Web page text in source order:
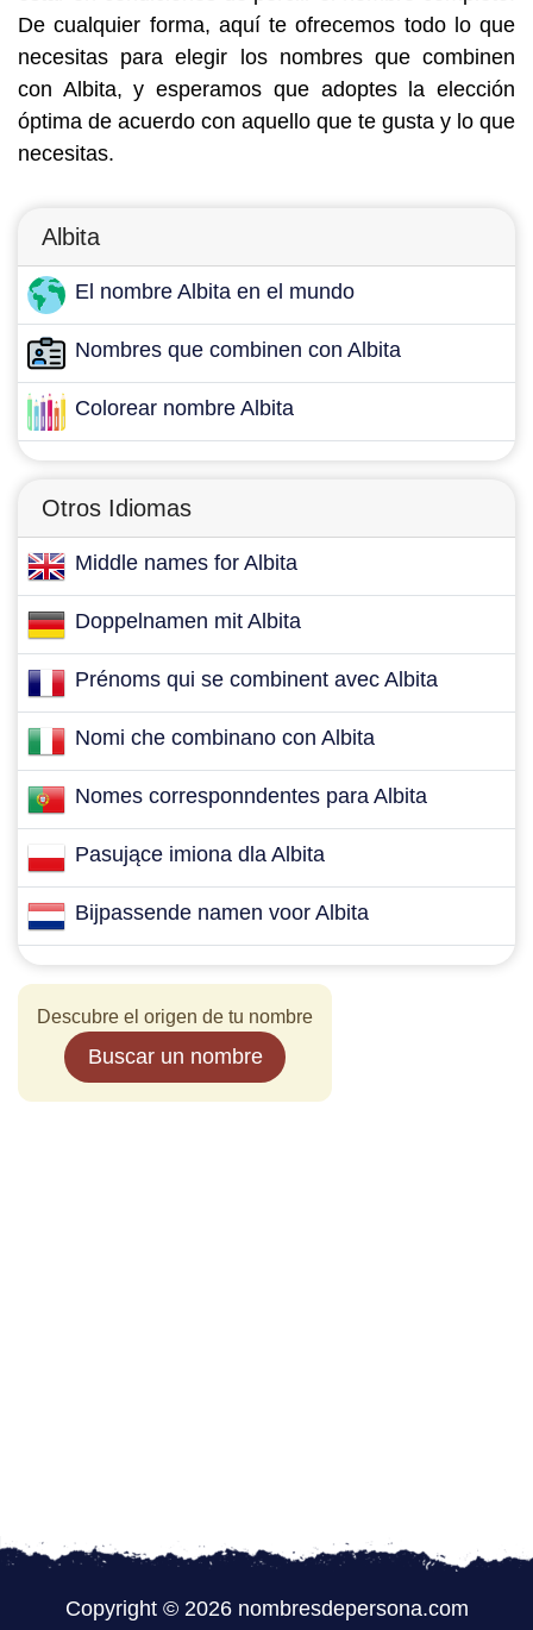
De cualquier forma, aquí te ofrecemos todo lo que
necesitas para elegir los nombres que combinen
con Albita, y esperamos que adoptes la elección
óptima de acuerdo con aquello que te gusta y lo que
necesitas.
Albita
El nombre Albita en el mundo
Nombres que combinen con Albita
Colorear nombre Albita
Otros Idiomas
Middle names for Albita
Doppelnamen mit Albita
Prénoms qui se combinent avec Albita
Nomi che combinano con Albita
Nomes corresponndentes para Albita
Pasujące imiona dla Albita
Bijpassende namen voor Albita
Descubre el origen de tu nombre
Buscar un nombre
Copyright © 2026 nombresdepersona.com